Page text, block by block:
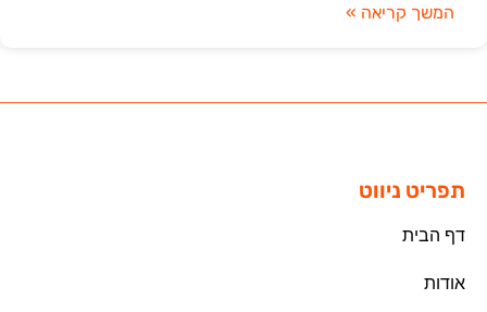
המשך קריאה »
תפריט ניווט
דף הבית
אודות